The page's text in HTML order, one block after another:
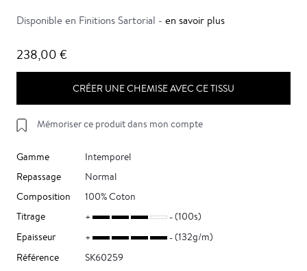
Disponible en Finitions Sartorial - en savoir plus
238,00 €
CRÉER UNE CHEMISE AVEC CE TISSU
Mémoriser ce produit dans mon compte
Gamme
Intemporel
Repassage
Normal
Composition
100% Coton
Titrage
(100s)
Epaisseur
(132g/m)
Référence
SK60259